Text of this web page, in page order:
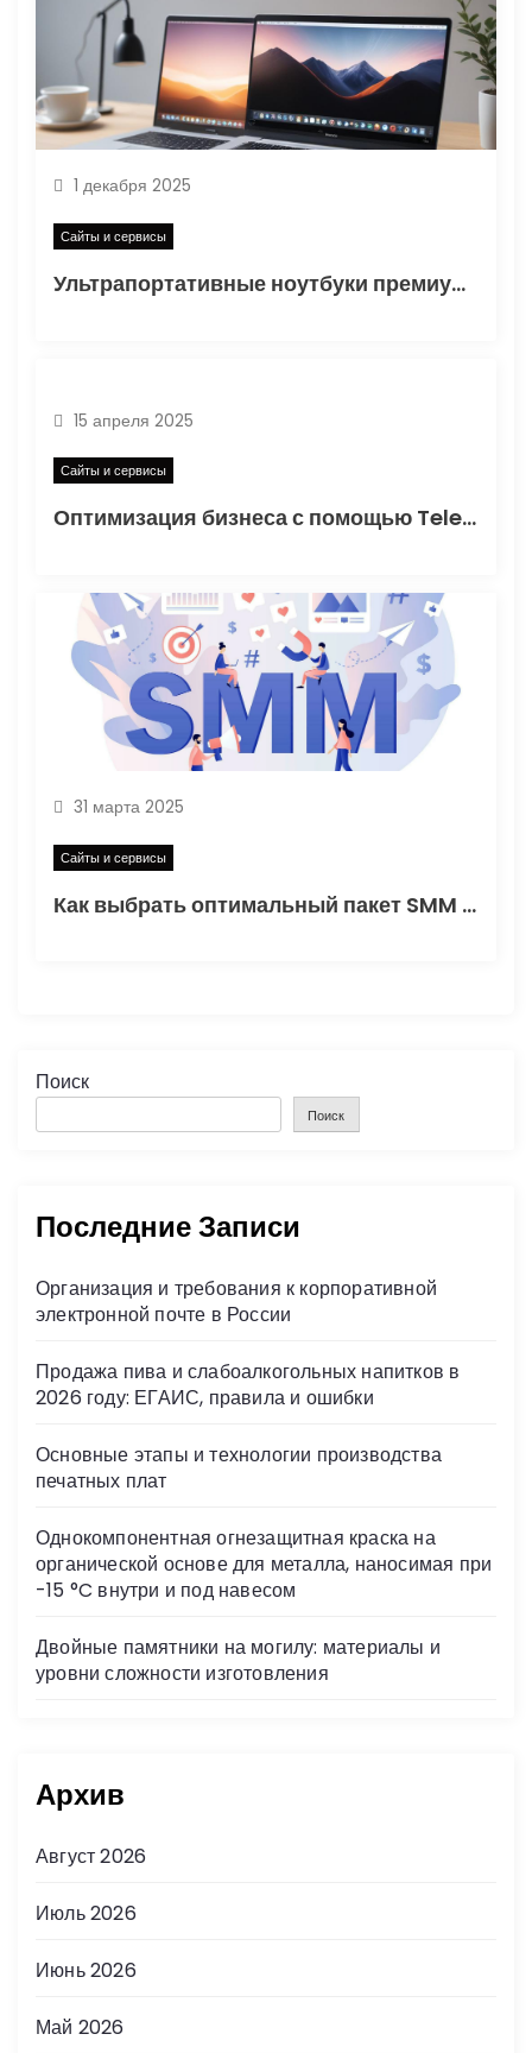
п
и
я
м
1 декабря 2025
Сайты и сервисы
Ультрапортативные ноутбуки премиум-класса: сравнение характеристик и рекомендации по выбору
15 апреля 2025
Сайты и сервисы
Оптимизация бизнеса с помощью Telegram
31 марта 2025
Сайты и сервисы
Как выбрать оптимальный пакет SMM для бизнеса
Поиск
Поиск
Последние Записи
Организация и требования к корпоративной
электронной почте в России
Продажа пива и слабоалкогольных напитков в
2026 году: ЕГАИС, правила и ошибки
Основные этапы и технологии производства
печатных плат
Однокомпонентная огнезащитная краска на
органической основе для металла, наносимая при
-15 °C внутри и под навесом
Двойные памятники на могилу: материалы и
уровни сложности изготовления
Архив
Август 2026
Июль 2026
Июнь 2026
Май 2026